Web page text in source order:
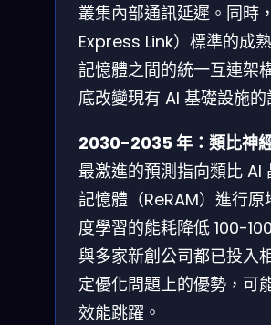
叢集內部通訊延遲。同時
Express Link）標準的成
記憶體之間的統一互連架
底改變現有 AI 基礎設施的
2030-2035 年：類比神
最激進的預測指向類比
記憶體（ReRAM）進行
度學習的能耗降低 100-
與多家新創公司都已投入
定優化問題上的優勢，可
效能跳躍。